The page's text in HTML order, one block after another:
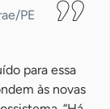
PE
para essa
às novas